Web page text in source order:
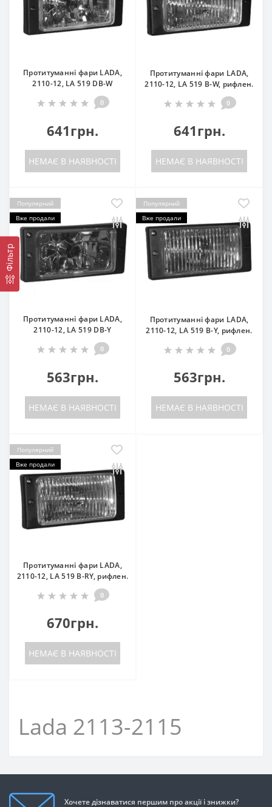
Фільтр
Протитуманні фари LADA,
2110-12, LA 519 DB-W
0
641грн.
НЕМАЄ В НАЯВНОСТІ
Протитуманні фари LADA,
2110-12, LA 519 B-W, рифлен.
0
641грн.
НЕМАЄ В НАЯВНОСТІ
Популярний
Вже продали
Протитуманні фари LADA,
2110-12, LA 519 DB-Y
0
563грн.
НЕМАЄ В НАЯВНОСТІ
Популярний
Вже продали
Протитуманні фари LADA,
2110-12, LA 519 B-Y, рифлен.
0
563грн.
НЕМАЄ В НАЯВНОСТІ
Популярний
Вже продали
Протитуманні фари LADA,
2110-12, LA 519 B-RY, рифлен.
0
670грн.
НЕМАЄ В НАЯВНОСТІ
Lada 2113-2115
Хочете дізнаватися першим про акції і знижки?